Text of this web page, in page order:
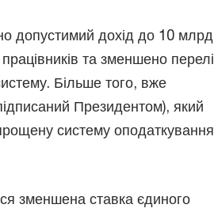
допустимий дохід до 10
та зменшено
Більше того, вже
Президентом), який
систему оподаткування
зменшена ставка єдиного